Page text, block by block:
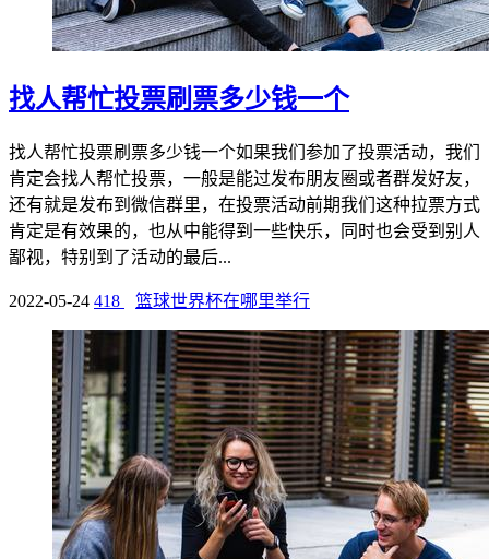
找人帮忙投票刷票多少钱一个
找人帮忙投票刷票多少钱一个如果我们参加了投票活动，我们
肯定会找人帮忙投票，一般是能过发布朋友圈或者群发好友，
还有就是发布到微信群里，在投票活动前期我们这种拉票方式
肯定是有效果的，也从中能得到一些快乐，同时也会受到别人
鄙视，特别到了活动的最后...
2022-05-24 418 篮球世界杯在哪里举行